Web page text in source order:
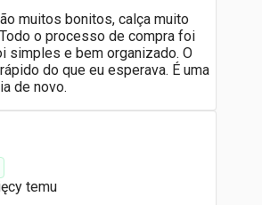
muitos bonitos, calça muito
o processo de compra foi
simples e bem organizado. O
do que eu esperava. É uma
de novo.
temu